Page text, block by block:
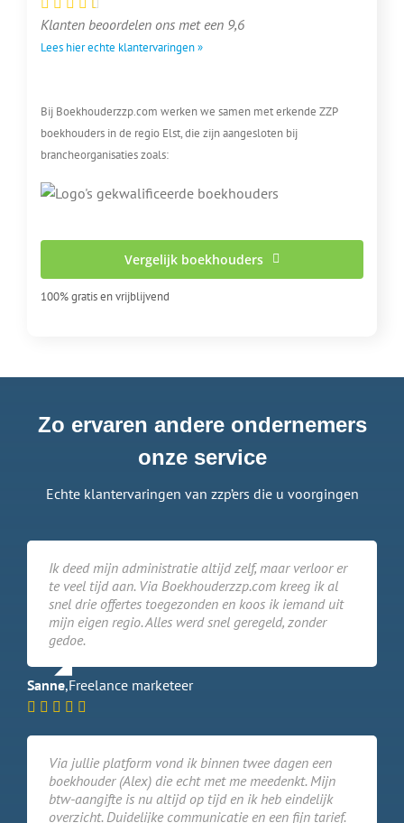
Klanten beoordelen ons met een 9,6
Lees hier echte klantervaringen »
Bij Boekhouderzzp.com werken we samen met erkende ZZP
boekhouders in de regio Elst, die zijn aangesloten bij
brancheorganisaties zoals:
Vergelijk boekhouders
100% gratis en vrijblijvend
Zo ervaren andere ondernemers
onze service
Echte klantervaringen van zzp’ers die u voorgingen
Ik deed mijn administratie altijd zelf, maar verloor er
te veel tijd aan. Via Boekhouderzzp.com kreeg ik al
snel drie offertes toegezonden en koos ik iemand uit
mijn eigen regio. Alles werd snel geregeld, zonder
gedoe.
Sanne,Freelance marketeer
Via jullie platform vond ik binnen twee dagen een
boekhouder (Alex) die echt met me meedenkt. Mijn
btw-aangifte is nu altijd op tijd en ik heb eindelijk
overzicht. Duidelijke communicatie en een fijn tarief.